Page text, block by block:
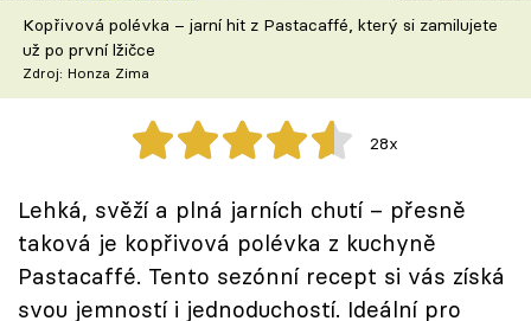
Speciál: Cuketa
Těhotnej kuchař
Sledujte prima+
Přihlášení
Sledujte nás
Kopřivová polévka – jarní hit z Pastacaffé, který si zamilujete
už po první lžičce
Zdroj: Honza Zima
28x
Lehká, svěží a plná jarních chutí – přesně
taková je kopřivová polévka z kuchyně
Pastacaffé. Tento sezónní recept si vás získá
svou jemností i jednoduchostí. Ideální pro